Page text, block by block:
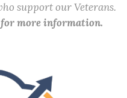
support our Veterans.
for more information.